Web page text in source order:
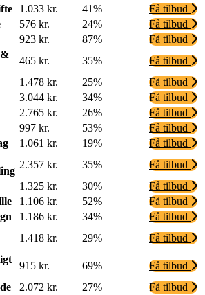
1.033 kr. 41%
Få tilbud
576 kr. 24%
Få tilbud
923 kr. 87%
Få tilbud
465 kr. 35%
Få tilbud
1.478 kr. 25%
Få tilbud
3.044 kr. 34%
Få tilbud
2.765 kr. 26%
Få tilbud
997 kr. 53%
Få tilbud
1.061 kr. 19%
Få tilbud
2.357 kr. 35%
Få tilbud
1.325 kr. 30%
Få tilbud
1.106 kr. 52%
Få tilbud
1.186 kr. 34%
Få tilbud
1.418 kr. 29%
Få tilbud
915 kr. 69%
Få tilbud
2.072 kr. 27%
Få tilbud